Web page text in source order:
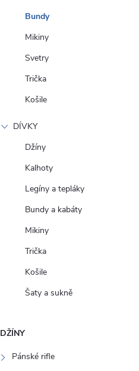
Bundy
Mikiny
Svetry
Trička
Košile
DÍVKY
Džíny
Kalhoty
Legíny a tepláky
Bundy a kabáty
Mikiny
Trička
Košile
Šaty a sukně
DŽÍNY
Pánské rifle